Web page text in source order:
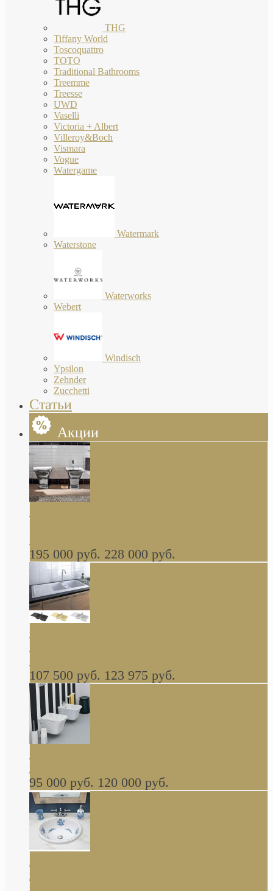
THG
Tiffany World
Toscoquattro
TOTO
Traditional Bathrooms
Treemme
Treesse
UWD
Vaselli
Victoria + Albert
Villeroy&Boch
Vismara
Vogue
Watergame
Watermark
Waterstone
Waterworks
Webert
Windisch
Ypsilon
Zehnder
Zucchetti
Статьи
Акции
Butterfly Scarabeo КОМПЛЕКТ санфаянса
глянцевая платина В НАЛИЧИИ
195 000 руб. 228 000 руб.
керамическая мойка 1160 x 510 мм белая,
серая, черная, бежевая В НАЛИЧИИ
107 500 руб. 123 975 руб.
навесное КОМПЛЕКТ
95 000 руб. 120 000 руб.
Decorated Bathroom раковина овальная
встраиваемая для ванной с рисунком синяя